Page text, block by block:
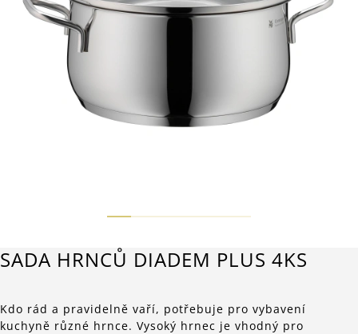
SADA HRNCŮ DIADEM PLUS 4KS
Kdo rád a pravidelně vaří, potřebuje pro vybavení
kuchyně různé hrnce. Vysoký hrnec je vhodný pro